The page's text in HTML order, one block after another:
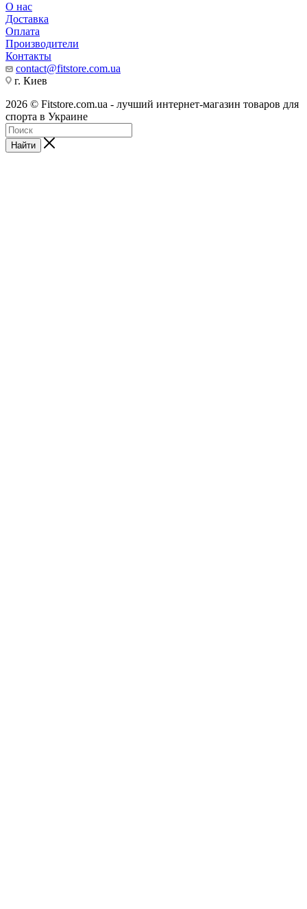
О нас
Доставка
Оплата
Производители
Контакты
contact@fitstore.com.ua
г. Киев
2026 © Fitstore.com.ua - лучший интернет-магазин товаров для
спорта в Украине
Найти